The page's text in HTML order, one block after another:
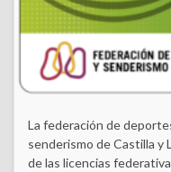
La federación de
senderismo de Castilla y
de las licencias